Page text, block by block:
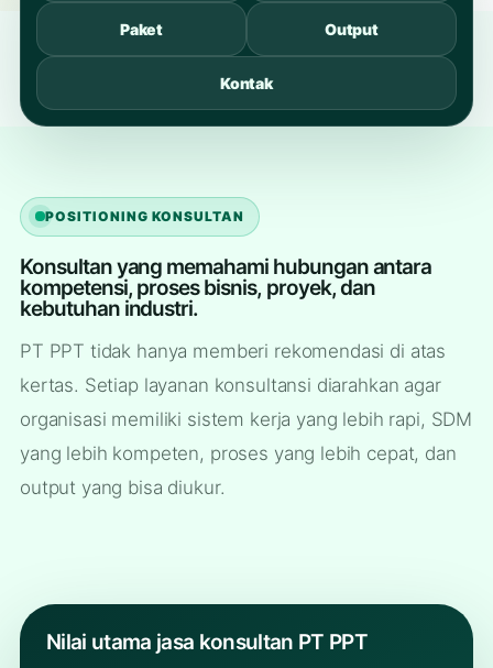
Paket Output
Kontak
POSITIONING KONSULTAN
Konsultan yang memahami hubungan antara
kompetensi, proses bisnis, proyek, dan
kebutuhan industri.
PT PPT tidak hanya memberi rekomendasi di atas
kertas. Setiap layanan konsultansi diarahkan agar
organisasi memiliki sistem kerja yang lebih rapi, SDM
yang lebih kompeten, proses yang lebih cepat, dan
output yang bisa diukur.
Nilai utama jasa konsultan PT PPT